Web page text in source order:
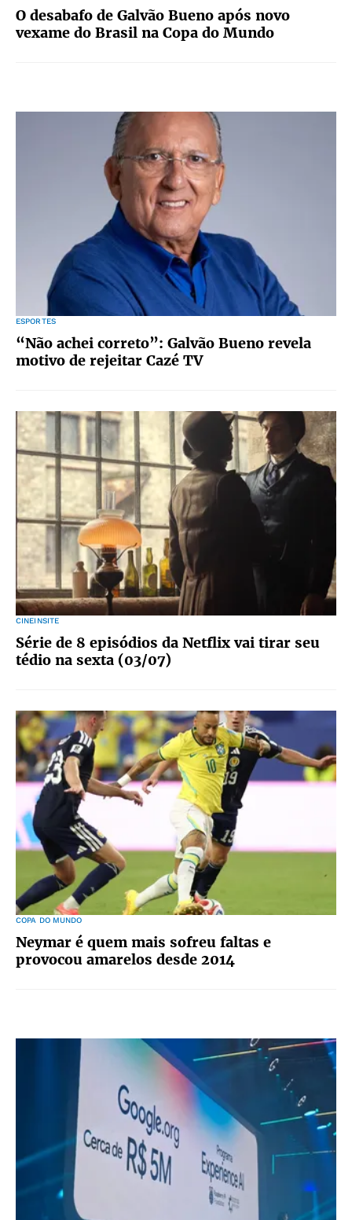
O desabafo de Galvão Bueno após novo
vexame do Brasil na Copa do Mundo
ESPORTES
“Não achei correto”: Galvão Bueno revela
motivo de rejeitar Cazé TV
CINEINSITE
Série de 8 episódios da Netflix vai tirar seu
tédio na sexta (03/07)
COPA DO MUNDO
Neymar é quem mais sofreu faltas e
provocou amarelos desde 2014